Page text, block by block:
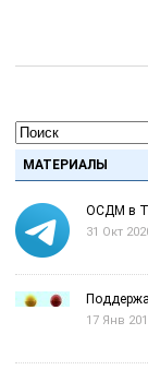
МАТЕРИАЛЫ
ОСДМ в
31 Окт
17 Янв